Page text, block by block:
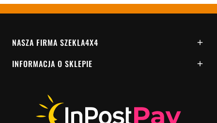
NASZA FIRMA SZEKLA4X4 
INFORMACJA O SKLEPIE 